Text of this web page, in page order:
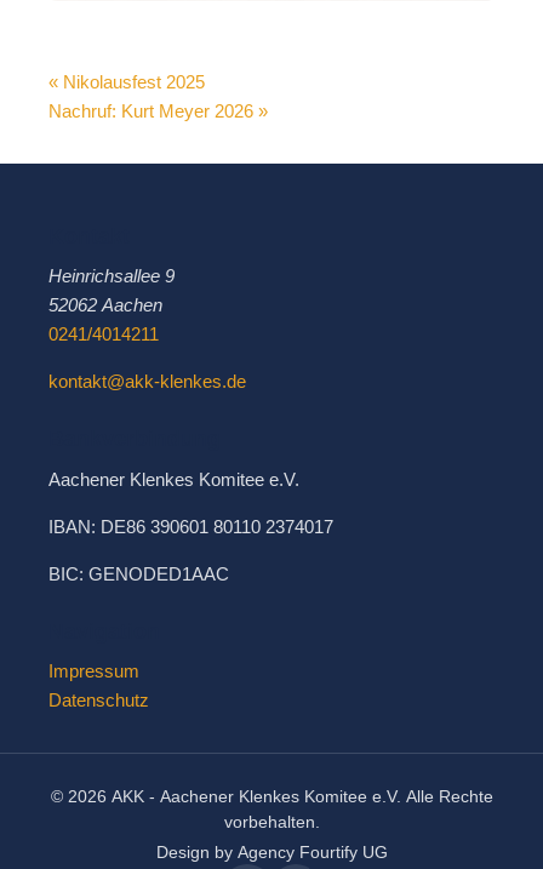
« Nikolausfest 2025
Nachruf: Kurt Meyer 2026 »
Heinrichsallee 9
52062 Aachen
0241/4014211
kontakt@akk-klenkes.de
Aachener Klenkes Komitee e.V.
IBAN: DE86 390601 80110 2374017
BIC: GENODED1AAC
Impressum
Datenschutz
© 2026 AKK - Aachener Klenkes Komitee e.V. Alle Rechte
vorbehalten.
Design by Agency Fourtify UG